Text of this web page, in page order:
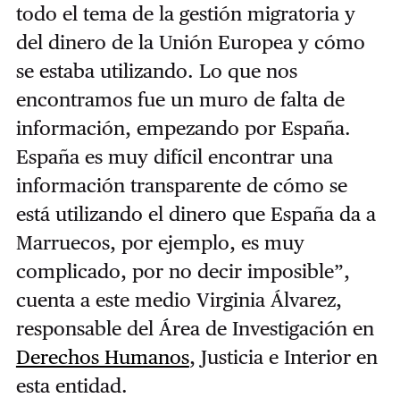
todo el tema de la gestión migratoria y
del dinero de la Unión Europea y cómo
se estaba utilizando. Lo que nos
encontramos fue un muro de falta de
información, empezando por España.
España es muy difícil encontrar una
información transparente de cómo se
está utilizando el dinero que España da a
Marruecos, por ejemplo, es muy
complicado, por no decir imposible”,
cuenta a este medio Virginia Álvarez,
responsable del Área de Investigación en
Derechos Humanos, Justicia e Interior en
esta entidad.